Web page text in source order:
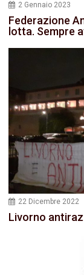
2 Gennaio 2023
Federazione
lotta. Sempre
22 Dicembre 2022
Livorno